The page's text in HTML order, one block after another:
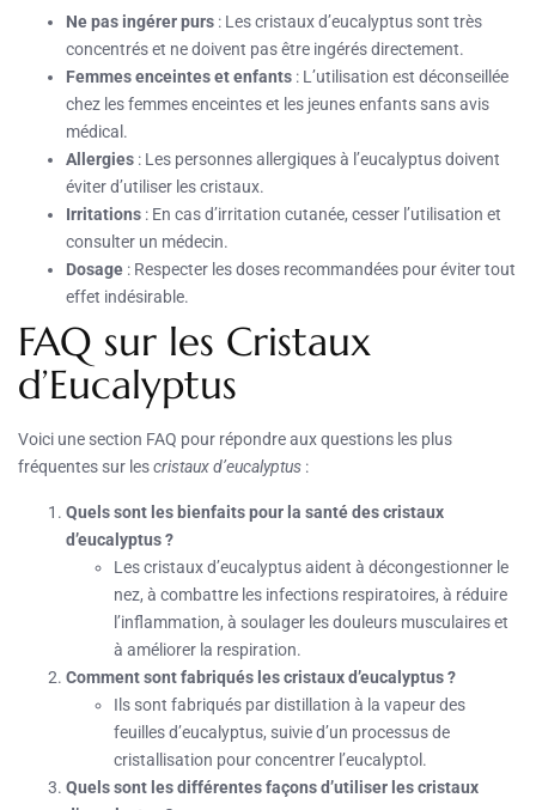
Ne pas ingérer purs : Les cristaux d’eucalyptus sont très
concentrés et ne doivent pas être ingérés directement.
Femmes enceintes et enfants : L’utilisation est déconseillée
chez les femmes enceintes et les jeunes enfants sans avis
médical.
Allergies : Les personnes allergiques à l’eucalyptus doivent
éviter d’utiliser les cristaux.
Irritations : En cas d’irritation cutanée, cesser l’utilisation et
consulter un médecin.
Dosage : Respecter les doses recommandées pour éviter tout
effet indésirable.
FAQ sur les Cristaux
d’Eucalyptus
Voici une section FAQ pour répondre aux questions les plus
fréquentes sur lescristaux d’eucalyptus :
Quels sont les bienfaits pour la santé des cristaux
d’eucalyptus ?
Les cristaux d’eucalyptus aident à décongestionner le
nez, à combattre les infections respiratoires, à réduire
l’inflammation, à soulager les douleurs musculaires et
à améliorer la respiration.
Comment sont fabriqués les cristaux d’eucalyptus ?
Ils sont fabriqués par distillation à la vapeur des
feuilles d’eucalyptus, suivie d’un processus de
cristallisation pour concentrer l’eucalyptol.
Quels sont les différentes façons d’utiliser les cristaux